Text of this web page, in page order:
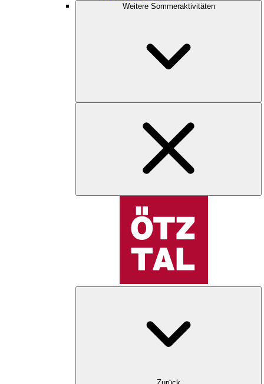
Weitere Sommeraktivitäten